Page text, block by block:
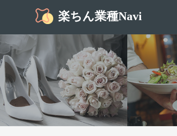
楽ちん業種Navi